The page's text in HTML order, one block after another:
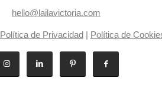
hello@lailavictoria.com
Política de Privacidad| Política de